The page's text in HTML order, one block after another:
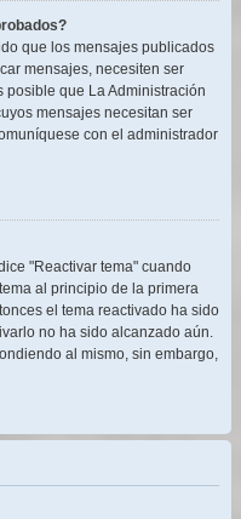
que los mensajes publicados
mensajes, necesiten ser
posible que La Administración
mensajes necesitan ser
con el administrador
"Reactivar tema" cuando
al principio de la primera
el tema reactivado ha sido
no ha sido alcanzado aún.
al mismo, sin embargo,